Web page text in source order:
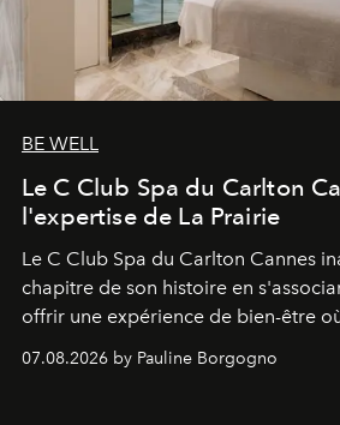
BE WELL
Le C Club Spa du Carlton
l'expertise de La Prairie
Le C Club Spa du Carlton Cannes
chapitre de son histoire en
offrir une expérience de bien-être
expertise se rencontrent.
07.08.2026 by Pauline Borgogno